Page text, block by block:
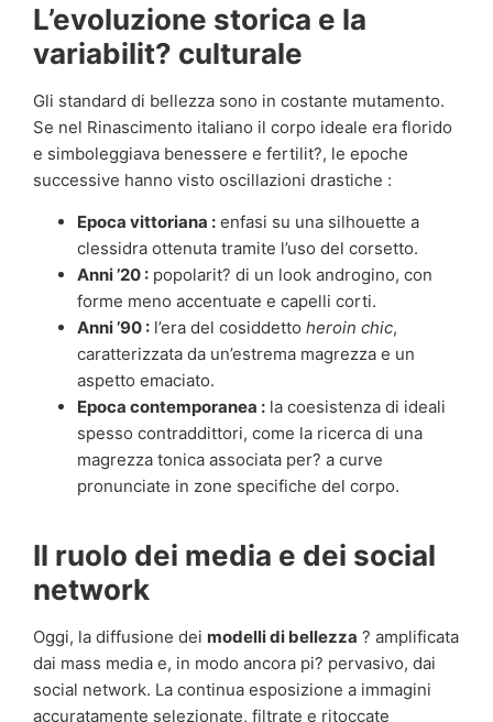
L’evoluzione storica e la
variabilit? culturale
Gli standard di bellezza sono in costante mutamento.
Se nel Rinascimento italiano il corpo ideale era florido
e simboleggiava benessere e fertilit?, le epoche
successive hanno visto oscillazioni drastiche :
Epoca vittoriana : enfasi su una silhouette a
clessidra ottenuta tramite l’uso del corsetto.
Anni ’20 : popolarit? di un look androgino, con
forme meno accentuate e capelli corti.
Anni ’90 : l’era del cosiddetto heroin chic,
caratterizzata da un’estrema magrezza e un
aspetto emaciato.
Epoca contemporanea : la coesistenza di ideali
spesso contraddittori, come la ricerca di una
magrezza tonica associata per? a curve
pronunciate in zone specifiche del corpo.
Il ruolo dei media e dei social
network
Oggi, la diffusione dei modelli di bellezza ? amplificata
dai mass media e, in modo ancora pi? pervasivo, dai
social network. La continua esposizione a immagini
accuratamente selezionate, filtrate e ritoccate